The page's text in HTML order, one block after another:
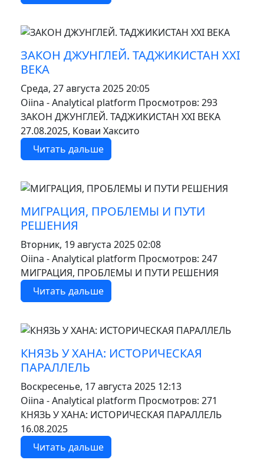
MOD_JTCS_VIEW_ARTICLE_LINK
MOD_JTCS_VIEW_FULL_IMAGE
ЗАКОН ДЖУНГЛЕЙ. ТАДЖИКИСТАН XXI
ВЕКА
Среда, 27 августа 2025 20:05
Oiina - Analytical platform Просмотров: 293
ЗАКОН ДЖУНГЛЕЙ. ТАДЖИКИСТАН XXI ВЕКА
27.08.2025, Коваи Хаксито
Читать дальше
МИГРАЦИЯ, ПРОБЛЕМЫ И ПУТИ
РЕШЕНИЯ
Вторник, 19 августа 2025 02:08
Oiina - Analytical platform Просмотров: 247
МИГРАЦИЯ, ПРОБЛЕМЫ И ПУТИ РЕШЕНИЯ
Читать дальше
КНЯЗЬ У ХАНА: ИСТОРИЧЕСКАЯ
ПАРАЛЛЕЛЬ
Воскресенье, 17 августа 2025 12:13
Oiina - Analytical platform Просмотров: 271
КНЯЗЬ У ХАНА: ИСТОРИЧЕСКАЯ ПАРАЛЛЕЛЬ
16.08.2025
Читать дальше